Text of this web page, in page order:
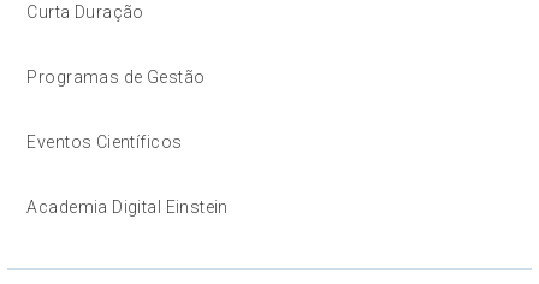
Curta Duração
Programas de Gestão
Eventos Científicos
Academia Digital Einstein